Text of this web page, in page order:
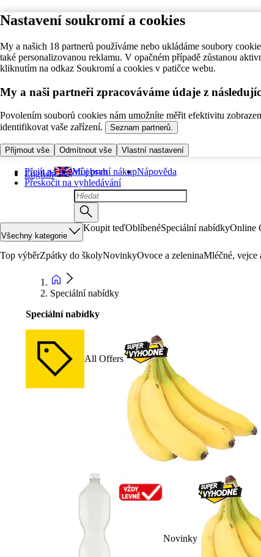
Nastavení soukromí a cookies
My a našich 18 partnerů používáme nebo ukládáme soubory
také personalizovanou reklamu. V opačném případě zůstanou
kliknutím na odkaz Soukromí a cookies v patičce webu.
My a naši partneři zpracováváme údaje z
Povolením souborů cookies nám umožníte měřit efektivitu
identifikovat vaše zařízení.
Seznam partnerů.
Přijmout vše Odmítnout vše Vlastní nastavení
Přejít na hlavní obsah
Přeskočit na vyhledávání
English Můj první nákupNápověda
Všechny kategorie
Koupit teďOblíbenéSpeciální nabídkyOnline
Top výběrZpátky do školyNovinkyOvoce a zeleninaMléčné, vejce
Speciální nabídky
Speciální nabídky
All Offers
Novinky